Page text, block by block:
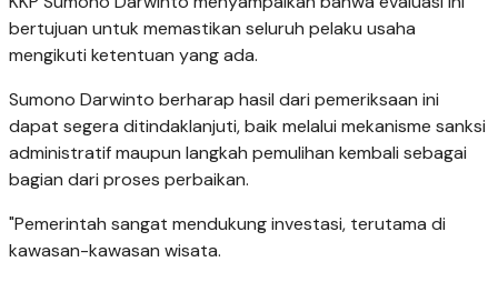
bertujuan untuk memastikan seluruh pelaku usaha
mengikuti ketentuan yang ada.
Sumono Darwinto berharap hasil dari pemeriksaan ini
dapat segera ditindaklanjuti, baik melalui mekanisme sanksi
administratif maupun langkah pemulihan kembali sebagai
bagian dari proses perbaikan.
"Pemerintah sangat mendukung investasi, terutama di
kawasan-kawasan wisata.